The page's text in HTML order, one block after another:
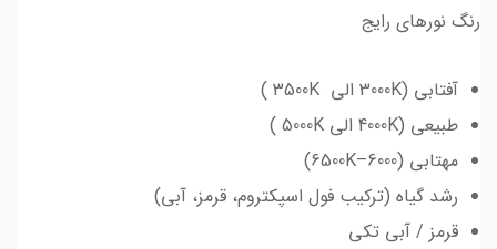
رنگ نورهای رایج
آفتابی (3000K الی 3500K )
طبیعی (4000K الی 5000K )
مهتابی (6000–6500K)
رشد گیاه (ترکیب فول اسپکتروم، قرمز، آبی)
قرمز / آبی تکی